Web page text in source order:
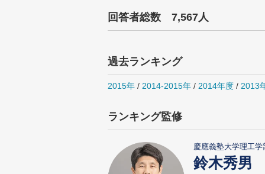
回答者総数 7,567人
過去ランキング
2015年 / 2014-2015年 / 2014年度 / 2013
ランキング監修
慶應義塾大学理工
鈴木秀男